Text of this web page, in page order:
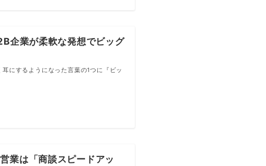
企業が柔軟な発想でビッグ
にするようになった言葉の1つに『ビッ
業は「商談スピードアッ